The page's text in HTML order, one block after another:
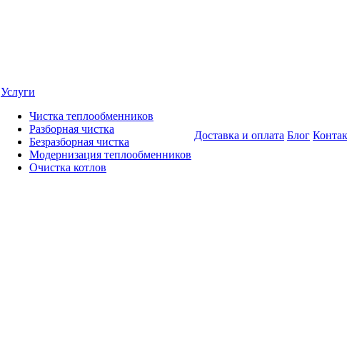
Услуги
Чистка теплообменников
Разборная чистка
Безразборная чистка
Модернизация теплообменников
Очистка котлов
Доставка и оплата Блог